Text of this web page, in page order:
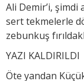
Ali Demir’i, şimdi
sert tekmelerle
zebunkuş
YAZI KALDIRILDI
Öte yandan